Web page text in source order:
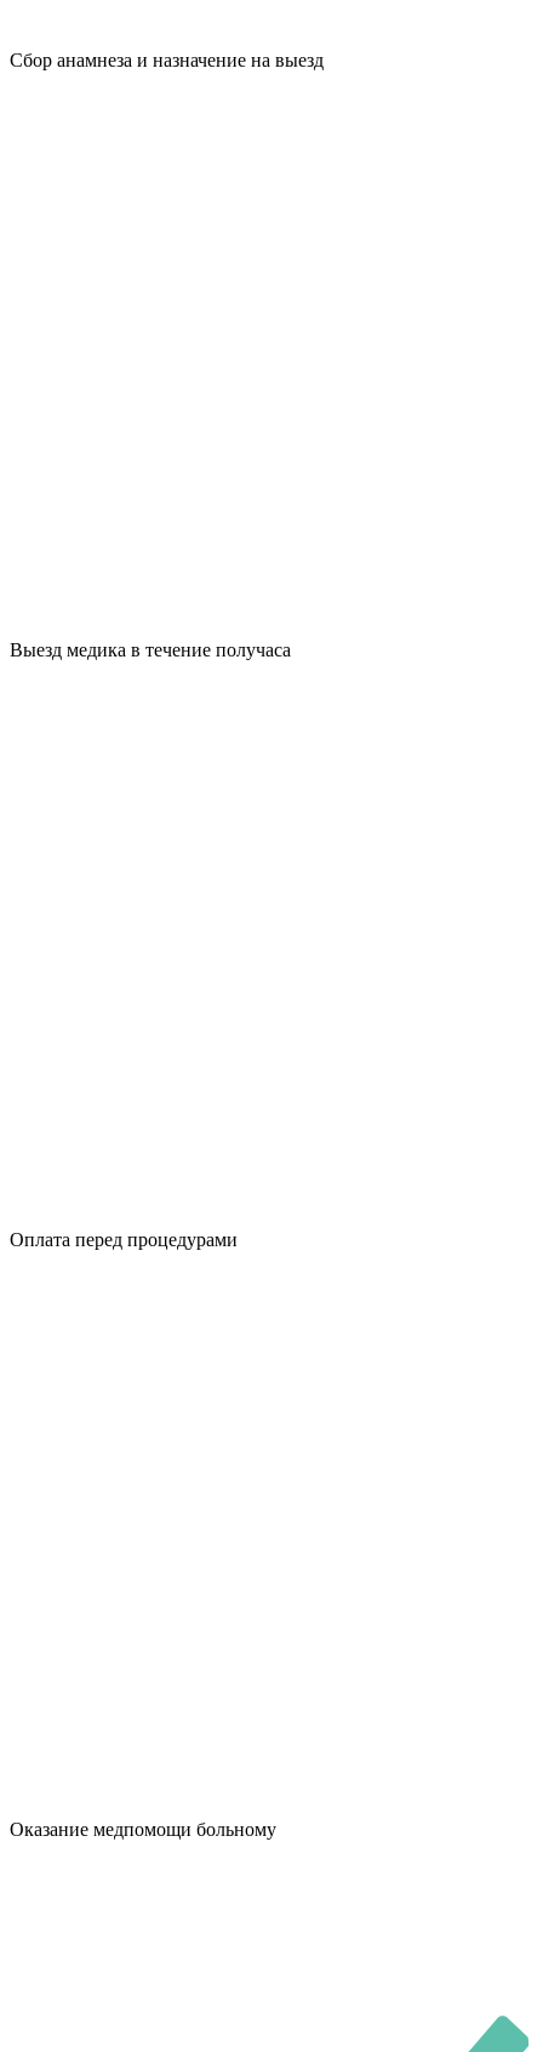
Сбор анамнеза и назначение на выезд
Выезд медика в течение получаса
Оплата перед процедурами
Оказание медпомощи больному